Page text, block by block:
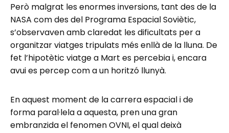
Però malgrat les enormes inversions, tant des de la
NASA com des del Programa Espacial Soviètic,
s’observaven amb claredat les dificultats per a
organitzar viatges tripulats més enllà de la lluna. De
fet l’hipotètic viatge a Mart es percebia i, encara
avui es percep com a un horitzó llunyà.
En aquest moment de la carrera espacial i de
forma paral·lela a aquesta, pren una gran
embranzida el fenomen OVNI, el qual deixà